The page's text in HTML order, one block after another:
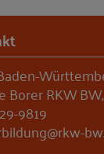
Borer RKW
9819